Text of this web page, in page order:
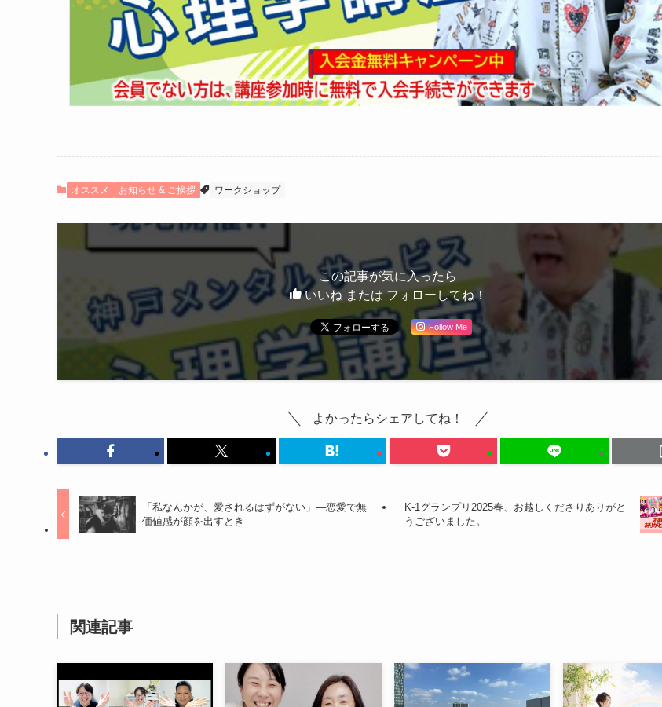
オススメ お知らせ & ご挨拶 ワークショップ
この記事が気に入ったら
いいね または フォローしてね！
Follow Me
よかったらシェアしてね！
「私なんかが、愛されるはずがない」—恋愛で無
価値感が顔を出すとき
K-1グランプリ2025春、お越しくださりありがと
うございました。
関連記事